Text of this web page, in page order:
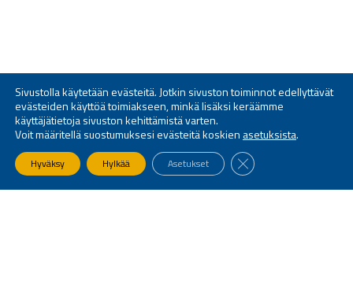
Sivustolla käytetään evästeitä. Jotkin sivuston toiminnot edellyttävät
evästeiden käyttöä toimiakseen, minkä lisäksi keräämme
käyttäjätietoja sivuston kehittämistä varten.
Voit määritellä suostumuksesi evästeitä koskien asetuksista.
Hyväksy Hylkää Asetukset SULJE